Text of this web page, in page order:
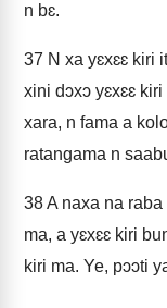
n bɛ.
37 N xa yɛxɛɛ kiri
xini dɔxɔ yɛxɛɛ
xara, n fama a
ratangama n
38A naxa na
ma, a yɛxɛɛ kiri
kiri ma. Ye, pɔɔti